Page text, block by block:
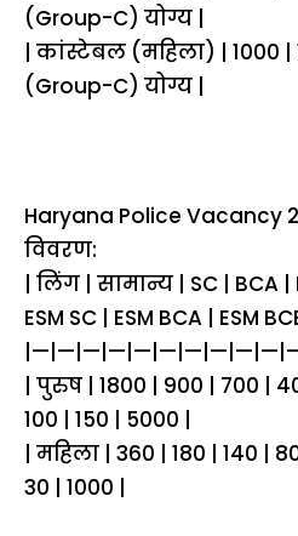
(Group-C) योग्य |
| कांस्टेबल (महिला) | 1000 |
(Group-C) योग्य |
Haryana Police Vacancy
विवरण:
| लिंग | सामान्य | SC | BCA |
ESM SC | ESM BCA | ESM
| पुरुष | 1800 | 900 | 700 |
100 | 150 | 5000 |
| महिला | 360 | 180 | 140 |
30 | 1000 |